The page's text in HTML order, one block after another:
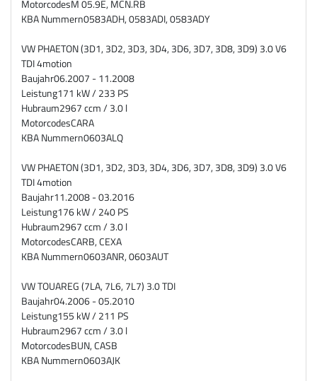
MotorcodesM 05.9E, MCN.RB
KBA Nummern0583ADH, 0583ADI, 0583ADY
VW PHAETON (3D1, 3D2, 3D3, 3D4, 3D6, 3D7, 3D8, 3D9) 3.0 V6
TDI 4motion
Baujahr06.2007 - 11.2008
Leistung171 kW / 233 PS
Hubraum2967 ccm / 3.0 l
MotorcodesCARA
KBA Nummern0603ALQ
VW PHAETON (3D1, 3D2, 3D3, 3D4, 3D6, 3D7, 3D8, 3D9) 3.0 V6
TDI 4motion
Baujahr11.2008 - 03.2016
Leistung176 kW / 240 PS
Hubraum2967 ccm / 3.0 l
MotorcodesCARB, CEXA
KBA Nummern0603ANR, 0603AUT
VW TOUAREG (7LA, 7L6, 7L7) 3.0 TDI
Baujahr04.2006 - 05.2010
Leistung155 kW / 211 PS
Hubraum2967 ccm / 3.0 l
MotorcodesBUN, CASB
KBA Nummern0603AJK